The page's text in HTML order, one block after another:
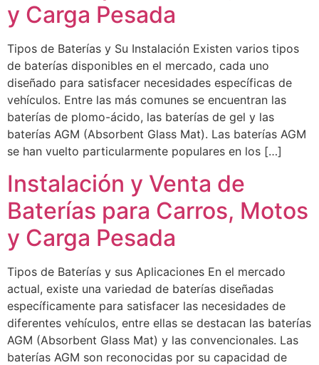
y Carga Pesada
Tipos de Baterías y Su Instalación Existen varios tipos
de baterías disponibles en el mercado, cada uno
diseñado para satisfacer necesidades específicas de
vehículos. Entre las más comunes se encuentran las
baterías de plomo-ácido, las baterías de gel y las
baterías AGM (Absorbent Glass Mat). Las baterías AGM
se han vuelto particularmente populares en los […]
Instalación y Venta de
Baterías para Carros, Motos
y Carga Pesada
Tipos de Baterías y sus Aplicaciones En el mercado
actual, existe una variedad de baterías diseñadas
específicamente para satisfacer las necesidades de
diferentes vehículos, entre ellas se destacan las baterías
AGM (Absorbent Glass Mat) y las convencionales. Las
baterías AGM son reconocidas por su capacidad de